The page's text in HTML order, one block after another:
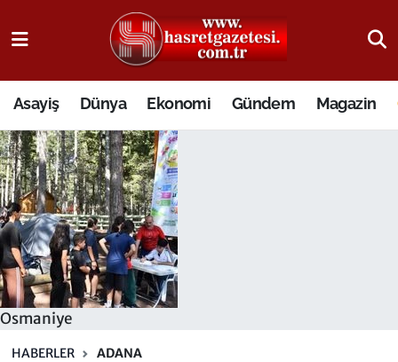
Asayiş Dünya Ekonomi Gündem Magazin
Osmaniye
HABERLER ADANA
Osmaniye Nöbetçi Eczaneler
Osmaniye Hava Durumu
Osmaniye Trafik Yoğunluk Haritası
Süper Lig Puan Durumu ve Fikstür
Tüm Manşetler
Son Dakika Haberleri